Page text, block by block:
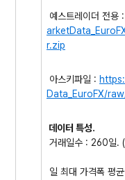
예스트레이더 전용 :
r.zip
아스키파일 :
Data_EuroFX/
데이터 특성.
거래일수 : 260일.
일 최대 가격폭 평